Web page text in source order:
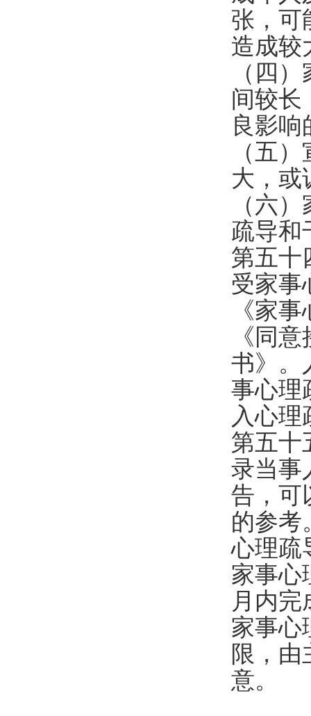
张，可
造成较
（四
间较长
良影响
（五
大，或
（六
疏导和
第五
受家事
《家
《同
书》。
事心理
入心
第五
录当事
告，可
的参考
心理疏
家事心
月内完
家事心
限，由
意。